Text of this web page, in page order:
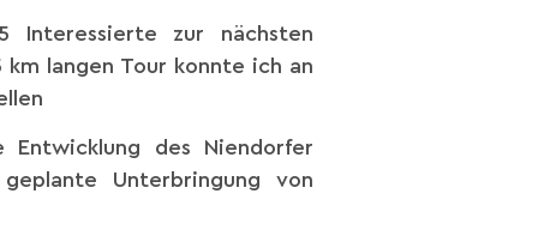
Interessierte zur nächsten
langen Tour konnte ich an
des Niendorfer
Unterbringung von